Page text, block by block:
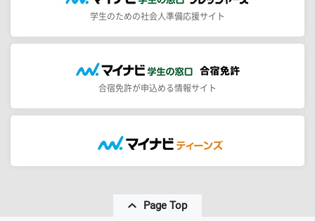
学生のための社会人準備応援サイト
合宿免許が申込める情報サイト
Page Top